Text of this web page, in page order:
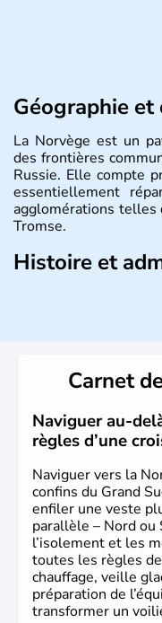
Géographie
La Norvège est un
des frontières
Russie. Elle compte
essentiellement
agglomérations telles
Tromse.
Histoire et
La Norvège est
Carnet
Naviguer au-
règles d’une
Naviguer vers la
confins du Grand
enfiler une veste
parallèle – Nord ou
l’isolement et les
toutes les règles
chauffage, veille
préparation de
transformer un